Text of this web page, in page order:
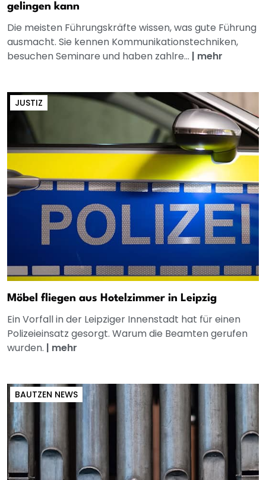
gelingen kann
Die meisten Führungskräfte wissen, was gute Führung
ausmacht. Sie kennen Kommunikationstechniken,
besuchen Seminare und haben zahlre... | mehr
JUSTIZ
Möbel fliegen aus Hotelzimmer in Leipzig
Ein Vorfall in der Leipziger Innenstadt hat für einen
Polizeieinsatz gesorgt. Warum die Beamten gerufen
wurden. | mehr
BAUTZEN NEWS